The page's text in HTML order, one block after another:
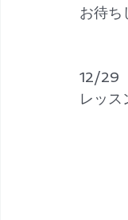
お待ち
12/29
レッス